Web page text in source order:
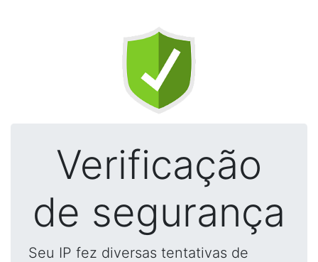
Verificação
de segurança
Seu IP fez diversas tentativas de